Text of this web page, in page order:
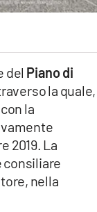
del Piano di
la quale,
la
2019. La
consiliare
nella